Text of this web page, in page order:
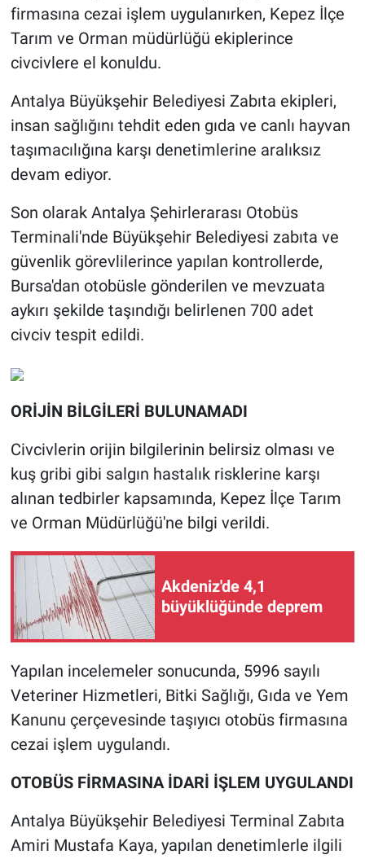
firmasına cezai işlem uygulanırken, Kepez İlçe
Tarım ve Orman müdürlüğü ekiplerince
civcivlere el konuldu.
Antalya Büyükşehir Belediyesi Zabıta ekipleri,
insan sağlığını tehdit eden gıda ve canlı hayvan
taşımacılığına karşı denetimlerine aralıksız
devam ediyor.
Son olarak Antalya Şehirlerarası Otobüs
Terminali'nde Büyükşehir Belediyesi zabıta ve
güvenlik görevlilerince yapılan kontrollerde,
Bursa'dan otobüsle gönderilen ve mevzuata
aykırı şekilde taşındığı belirlenen 700 adet
civciv tespit edildi.
ORİJİN BİLGİLERİ BULUNAMADI
Civcivlerin orijin bilgilerinin belirsiz olması ve
kuş gribi gibi salgın hastalık risklerine karşı
alınan tedbirler kapsamında, Kepez İlçe Tarım
ve Orman Müdürlüğü'ne bilgi verildi.
Akdeniz'de 4,1
büyüklüğünde deprem
Yapılan incelemeler sonucunda, 5996 sayılı
Veteriner Hizmetleri, Bitki Sağlığı, Gıda ve Yem
Kanunu çerçevesinde taşıyıcı otobüs firmasına
cezai işlem uygulandı.
OTOBÜS FİRMASINA İDARİ İŞLEM UYGULANDI
Antalya Büyükşehir Belediyesi Terminal Zabıta
Amiri Mustafa Kaya, yapılan denetimlerle ilgili